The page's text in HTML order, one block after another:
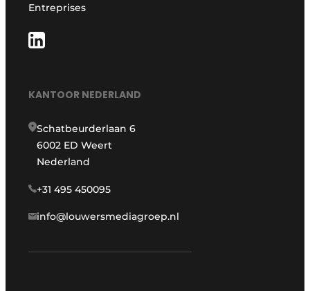
Entreprises
KANTOOR NEDERLAND
Schatbeurderlaan 6
6002 ED Weert
Nederland
+31 495 450095
info@louwersmediagroep.nl